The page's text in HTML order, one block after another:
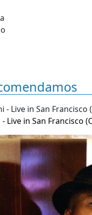
Live in San Francisco